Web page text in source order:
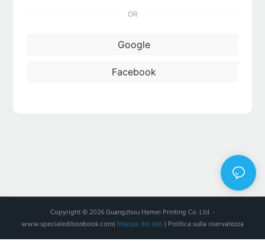
OR
Google
Facebook
Copyright © 2026 Guangzhou Hemei Printing Co. Ltd. -
www.specialeditionbook.com| Mappa del sito | Politica sulla riservatezza